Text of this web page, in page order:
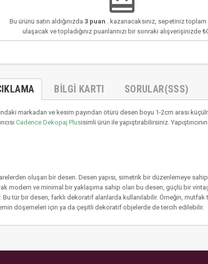
Bu ürünü satın aldığınızda3 puan . kazanacaksınız, sepetiniz toplam
ulaşacak ve topladığınız puanlarınızı bir sonraki alışverişinizde
BILGI KARTI SORULAR(SSS)
markadan ve kesim payından ötürü desen boyu 1-2cm arası
Cadence Dekopaj Plusisimli ürün ile yapıştırabilirsiniz.
oluşan bir desen. Desen yapısı, simetrik bir düzenlemeye
modern ve minimal bir yaklaşıma sahip olan bu desen, güçlü bir
tür bir desen, farklı dekoratif alanlarda kullanılabilir. Örneğin, mutfak
döşemeleri için ya da çeşitli dekoratif objelerde de tercih edilebilir.